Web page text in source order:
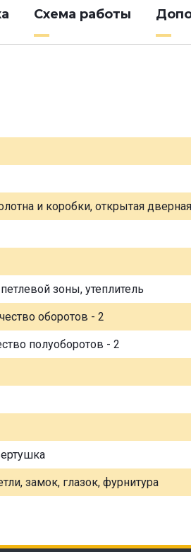
Схема работы
и коробки, открытая
зоны, утеплитель
оборотов - 2
полуоборотов - 2
замок, глазок, фурнитура